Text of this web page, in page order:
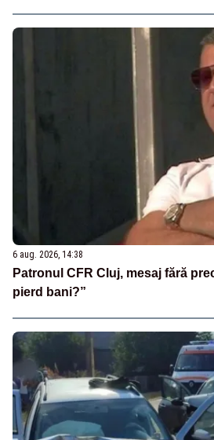
6 aug. 2026, 14:38
Patronul CFR Cluj, mesaj fără
pierd bani?”